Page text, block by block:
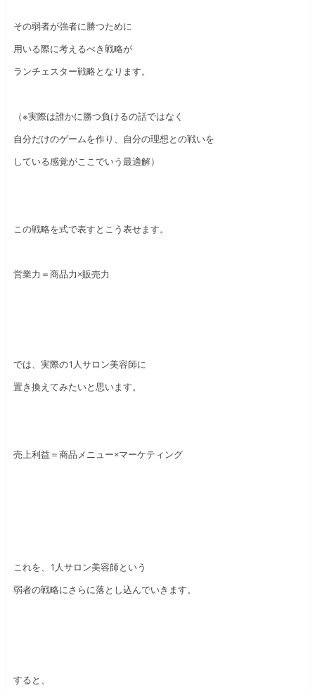
その弱者が強者に勝つために
用いる際に考えるべき戦略が
ランチェスター戦略となります。
（※実際は誰かに勝つ負けるの話ではなく
自分だけのゲームを作り、自分の理想との戦いを
している感覚がここでいう最適解）
この戦略を式で表すとこう表せます。
営業力＝商品力×販売力
では、実際の1人サロン美容師に
置き換えてみたいと思います。
売上利益＝商品メニュー×マーケティング
これを、1人サロン美容師という
弱者の戦略にさらに落とし込んでいきます。
すると、